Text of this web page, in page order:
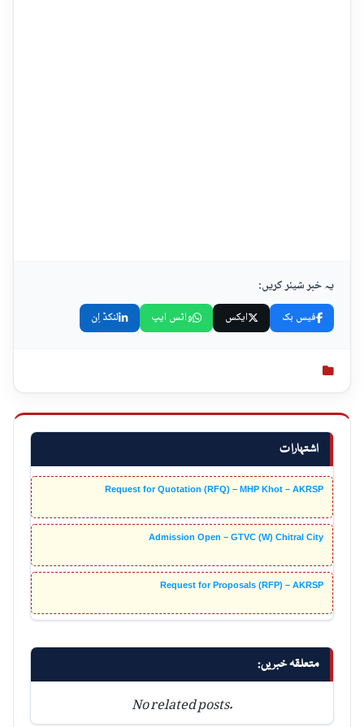
اشتہارات
Request for Quotation (RFQ) – MHP Khot – AKRSP
Admission Open – GTVC (W) Chitral City
Request for Proposals (RFP) – AKRSP
متعلقہ خبریں:
No related posts.
یہ خبر شیئر کریں:
فیس بک ایکس واٹس ایپ لنکڈ اِن